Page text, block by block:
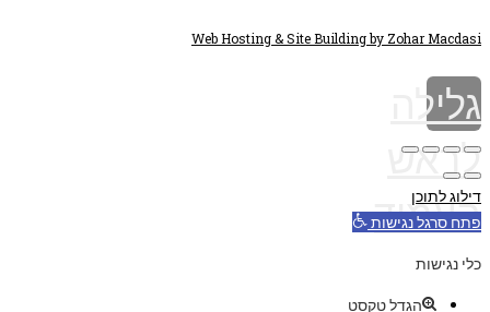
Web Hosting & Site Building by Zohar Macdasi
גלילה
לראש
העמוד
דילוג לתוכן
פתח סרגל נגישות
כלי נגישות
הגדל טקסט